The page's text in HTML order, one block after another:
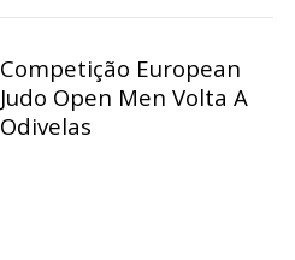
Competição European
Judo Open Men Volta A
Odivelas